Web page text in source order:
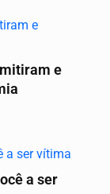
e
a ser